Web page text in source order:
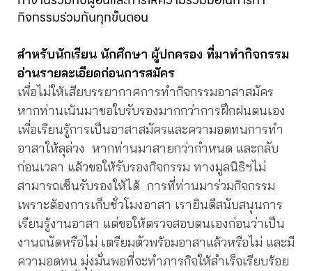
กิจกรรมร่วมกันทุกขั้นตอน
สำหรับนักเรียน นักศึกษา ผู้ปกครอง ที่มาทำกิจกรรม
อ่านรายละเอียดก่อนการสมัคร
เพื่อไม่ให้เสียบรรยากาศการทำกิจกรรมอาสาสมัคร
หากท่านเน้นมาขอใบรับรองมากกว่าการฝึกฝนตนเอง
เพื่อเรียนรู้การเป็นอาสาสมัครและความอดทนการทำ
อาสาให้ลุล่วง หากท่านมาสายกว่ากำหนด และกลับ
ก่อนเวลา แล้วขอให้รับรองกิจกรรม ทางมูลนิธิฯไม่
สามารถเซ็นรับรองให้ได้ การที่ท่านมาร่วมกิจกรรม
เพราะต้องการเก็บชั่วโมงอาสา เรายินดีสนับสนุนการ
เรียนรู้งานอาสา แต่ขอให้ตรวจสอบตนเองก่อนว่าเป็น
งานถนัดหรือไม่ เตรียมตัวพร้อมอาสาแล้วหรือไม่ และมี
ความอดทน มุ่งมั่นพอที่จะทำภารกิจให้สำเร็จเรียบร้อย